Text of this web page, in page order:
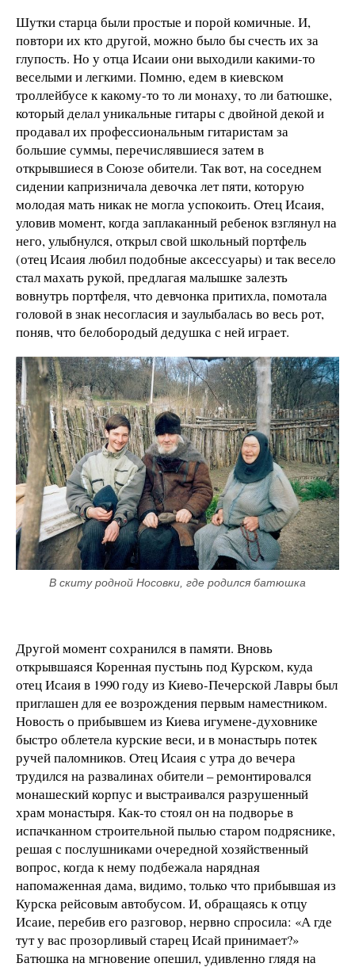
Шутки старца были простые и порой комичные. И,
повтори их кто другой, можно было бы счесть их за
глупость. Но у отца Исаии они выходили какими-то
веселыми и легкими. Помню, едем в киевском
троллейбусе к какому-то то ли монаху, то ли батюшке,
который делал уникальные гитары с двойной декой и
продавал их профессиональным гитаристам за
большие суммы, перечислявшиеся затем в
открывшиеся в Союзе обители. Так вот, на соседнем
сидении капризничала девочка лет пяти, которую
молодая мать никак не могла успокоить. Отец Исаия,
уловив момент, когда заплаканный ребенок взглянул на
него, улыбнулся, открыл свой школьный портфель
(отец Исаия любил подобные аксессуары) и так весело
стал махать рукой, предлагая малышке залезть
вовнутрь портфеля, что девчонка притихла, помотала
головой в знак несогласия и заулыбалась во весь рот,
поняв, что белобородый дедушка с ней играет.
В скиту родной Носовки, где родился батюшка
Другой момент сохранился в памяти. Вновь
открывшаяся Коренная пустынь под Курском, куда
отец Исаия в 1990 году из Киево-Печерской Лавры был
приглашен для ее возрождения первым наместником.
Новость о прибывшем из Киева игумене-духовнике
быстро облетела курские веси, и в монастырь потек
ручей паломников. Отец Исаия с утра до вечера
трудился на развалинах обители – ремонтировался
монашеский корпус и выстраивался разрушенный
храм монастыря. Как-то стоял он на подворье в
испачканном строительной пылью старом подряснике,
решая с послушниками очередной хозяйственный
вопрос, когда к нему подбежала нарядная
напомаженная дама, видимо, только что прибывшая из
Курска рейсовым автобусом. И, обращаясь к отцу
Исаие, перебив его разговор, нервно спросила: «А где
тут у вас прозорливый старец Исай принимает?»
Батюшка на мгновение опешил, удивленно глядя на